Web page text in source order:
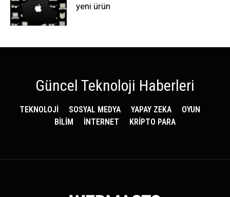
yeni ürün
Güncel Teknoloji Haberleri
TEKNOLOJİ SOSYAL MEDYA YAPAY ZEKA
OYUN
BİLİM
İNTERNET KRİPTO PARA